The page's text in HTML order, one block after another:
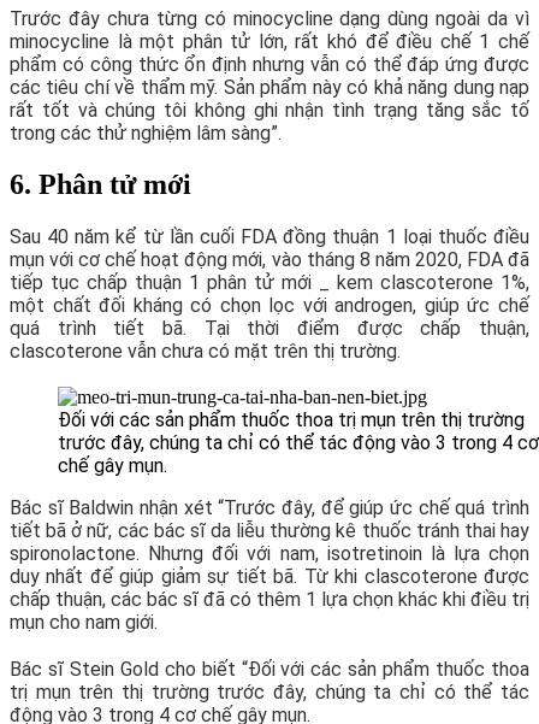
Trước đây chưa từng có minocycline dạng dùng ngoài da vì
minocycline là một phân tử lớn, rất khó để điều chế 1 chế
phẩm có công thức ổn định nhưng vẫn có thể đáp ứng được
các tiêu chí về thẩm mỹ. Sản phẩm này có khả năng dung nạp
rất tốt và chúng tôi không ghi nhận tình trạng tăng sắc tố
trong các thử nghiệm lâm sàng”.
6. Phân tử mới
Sau 40 năm kể từ lần cuối FDA đồng thuận 1 loại thuốc điều
mụn với cơ chế hoạt động mới, vào tháng 8 năm 2020, FDA đã
tiếp tục chấp thuận 1 phân tử mới _ kem clascoterone 1%,
một chất đối kháng có chọn lọc với androgen, giúp ức chế
quá trình tiết bã. Tại thời điểm được chấp thuận,
clascoterone vẫn chưa có mặt trên thị trường.
Đối với các sản phẩm thuốc thoa trị mụn trên thị trường
trước đây, chúng ta chỉ có thể tác động vào 3 trong 4 cơ
chế gây mụn.
Bác sĩ Baldwin nhận xét “Trước đây, để giúp ức chế quá trình
tiết bã ở nữ, các bác sĩ da liễu thường kê thuốc tránh thai hay
spironolactone. Nhưng đối với nam, isotretinoin là lựa chọn
duy nhất để giúp giảm sự tiết bã. Từ khi clascoterone được
chấp thuận, các bác sĩ đã có thêm 1 lựa chọn khác khi điều trị
mụn cho nam giới.
Bác sĩ Stein Gold cho biết “Đối với các sản phẩm thuốc thoa
trị mụn trên thị trường trước đây, chúng ta chỉ có thể tác
động vào 3 trong 4 cơ chế gây mụn.